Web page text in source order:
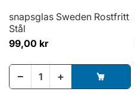
snapsglas Sweden Rostfritt
Stål
99,00 kr
− +